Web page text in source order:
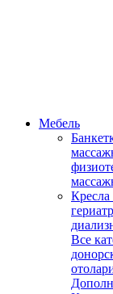
Мебель
Кресла
Все